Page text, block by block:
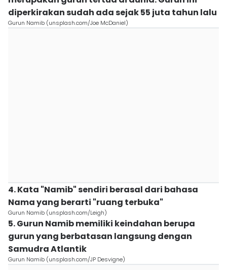
diperkirakan sudah ada sejak 55 juta tahun lalu
Gurun Namib (unsplash.com/Joe McDaniel)
4. Kata "Namib" sendiri berasal dari bahasa
Nama yang berarti "ruang terbuka"
Gurun Namib (unsplash.com/Leigh)
5. Gurun Namib memiliki keindahan berupa
gurun yang berbatasan langsung dengan
Samudra Atlantik
Gurun Namib (unsplash.com/JP Desvigne)